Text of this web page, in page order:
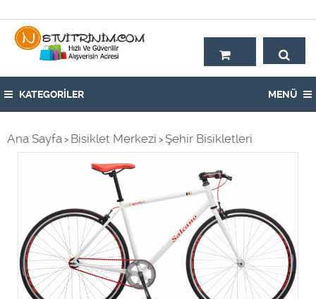
KATEGORİLER MENÜ
Ana Sayfa > Bisiklet Merkezi > Şehir Bisikletleri